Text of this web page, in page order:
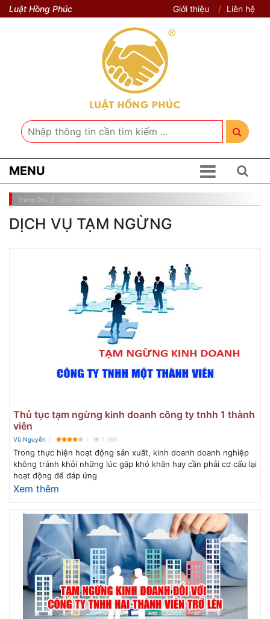
Luật Hồng Phúc Giới thiệu Liên hệ
MENU
Trang Chủ Dịch vụ tạm ngừng
DỊCH VỤ TẠM NGỪNG
Thủ tục tạm ngừng kinh doanh công ty tnhh 1 thành
viên
Vũ Nguyễn 1,588
Trong thực hiện hoạt động sản xuất, kinh doanh doanh nghiệp
không tránh khỏi những lúc gặp khó khăn hay cần phải cơ cấu lại
hoạt động để đáp ứng
Xem thêm